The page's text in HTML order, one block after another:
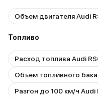
Объем двигателя Audi
Топливо
Расход топлива Audi
Объем топливного бака
Разгон до 100 км/ч Audi